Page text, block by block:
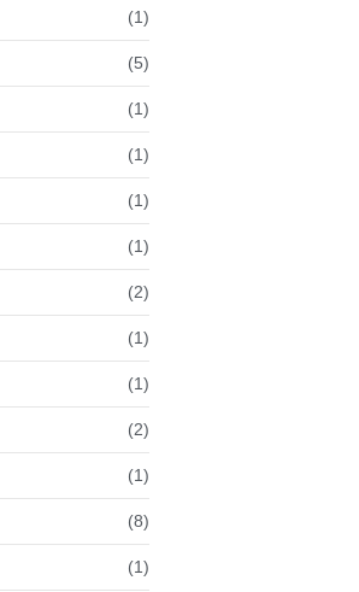
(1)
(5)
(1)
(1)
(1)
(1)
(2)
(1)
(1)
(2)
(1)
(8)
(1)